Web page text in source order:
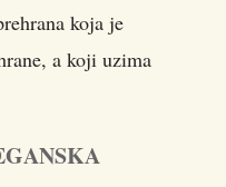
koja je
a koji uzima